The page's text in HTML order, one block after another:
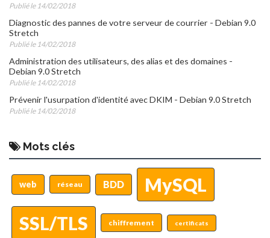
Publié le 14/02/2018
Diagnostic des pannes de votre serveur de courrier - Debian 9.0
Stretch
Publié le 14/02/2018
Administration des utilisateurs, des alias et des domaines -
Debian 9.0 Stretch
Publié le 14/02/2018
Prévenir l'usurpation d'identité avec DKIM - Debian 9.0 Stretch
Publié le 14/02/2018
Mots clés
web réseau BDD
MySQL
SSL/TLS
chiffrement certificats